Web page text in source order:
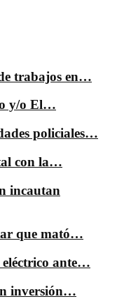
trabajos en…
y/o El…
policiales…
con la…
incautan
que mató…
eléctrico ante…
inversión…